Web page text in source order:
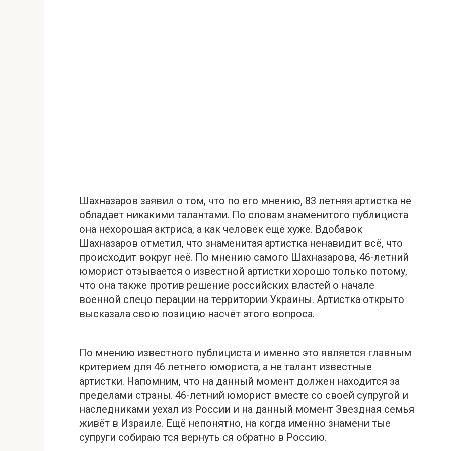
Шахназаров заявил о том, что по его мнению, 83 летняя артистка не
обладает никакими талантами. По словам знаменитого публициста
она нехорошая актриса, а как человек ещё хуже. Вдобавок
Шахназаров отметил, что знаменитая артистка ненавидит всё, что
происходит вокруг неё. По мнению самого Шахназарова, 46-летний
юморист отзывается о известной артистки хорошо только потому,
что она также против решение российских властей о начале
военной спецо перации на территории Украины. Артистка открыто
высказала свою позицию насчёт этого вопроса.
По мнению известного публициста и именно это является главным
критерием для 46 летнего юмориста, а не талант известные
артистки. Напомним, что на данный момент должен находится за
пределами страны. 46-летний юморист вместе со своей супругой и
наследниками уехал из России и на данный момент Звездная семья
живёт в Израиле. Ещё непонятно, на когда именно знамени тые
супруги собираю тся вернуть ся обратно в Россию.